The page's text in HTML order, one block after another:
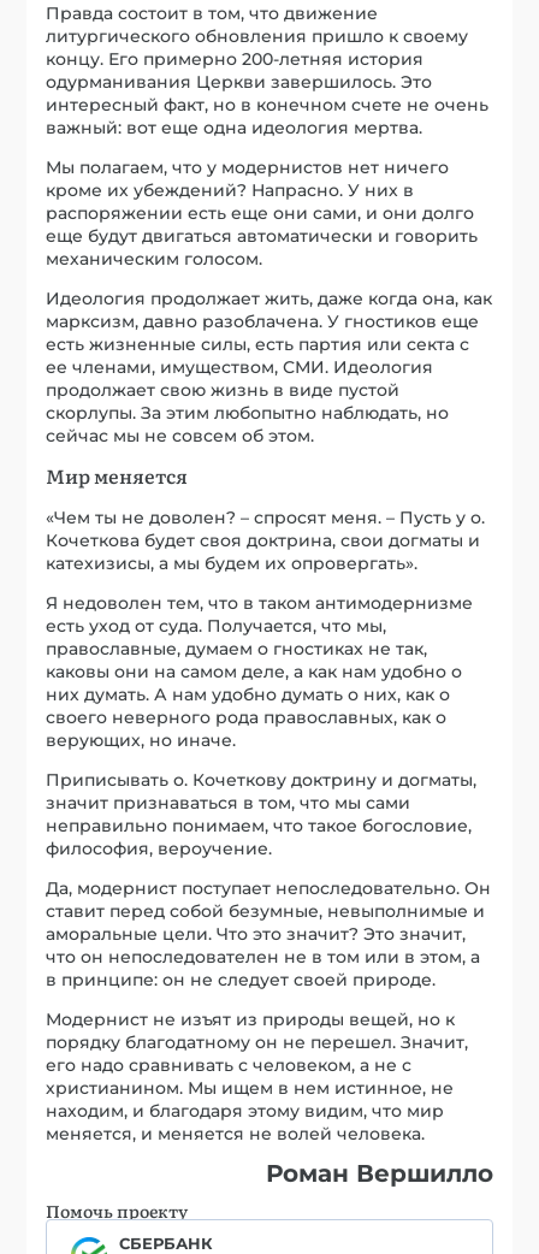
Правда состоит в том, что движение
литургического обновления пришло к своему
концу. Его примерно 200-летняя история
одурманивания Церкви завершилось. Это
интересный факт, но в конечном счете не очень
важный: вот еще одна идеология мертва.
Мы полагаем, что у модернистов нет ничего
кроме их убеждений? Напрасно. У них в
распоряжении есть еще они сами, и они долго
еще будут двигаться автоматически и говорить
механическим голосом.
Идеология продолжает жить, даже когда она, как
марксизм, давно разоблачена. У гностиков еще
есть жизненные силы, есть партия или секта с
ее членами, имуществом, СМИ. Идеология
продолжает свою жизнь в виде пустой
скорлупы. За этим любопытно наблюдать, но
сейчас мы не совсем об этом.
Мир меняется
«Чем ты не доволен? – спросят меня. – Пусть у о.
Кочеткова будет своя доктрина, свои догматы и
катехизисы, а мы будем их опровергать».
Я недоволен тем, что в таком антимодернизме
есть уход от суда. Получается, что мы,
православные, думаем о гностиках не так,
каковы они на самом деле, а как нам удобно о
них думать. А нам удобно думать о них, как о
своего неверного рода православных, как о
верующих, но иначе.
Приписывать о. Кочеткову доктрину и догматы,
значит признаваться в том, что мы сами
неправильно понимаем, что такое богословие,
философия, вероучение.
Да, модернист поступает непоследовательно. Он
ставит перед собой безумные, невыполнимые и
аморальные цели. Что это значит? Это значит,
что он непоследователен не в том или в этом, а
в принципе: он не следует своей природе.
Модернист не изъят из природы вещей, но к
порядку благодатному он не перешел. Значит,
его надо сравнивать с человеком, а не с
христианином. Мы ищем в нем истинное, не
находим, и благодаря этому видим, что мир
меняется, и меняется не волей человека.
Роман Вершилло
Помочь проекту
СБЕРБАНК